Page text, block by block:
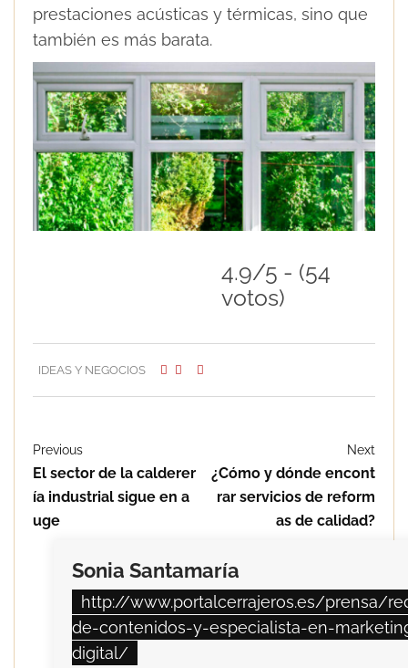
prestaciones acústicas y térmicas, sino que
también es más barata.
4.9/5 - (54
votos)
IDEAS Y NEGOCIOS
Previous
El sector de la calderer
ía industrial sigue en a
uge
Next
¿Cómo y dónde encont
rar servicios de reform
as de calidad?
Sonia Santamaría
http://www.portalcerrajeros.es/prensa/
de-contenidos-y-especialista-en-
digital/